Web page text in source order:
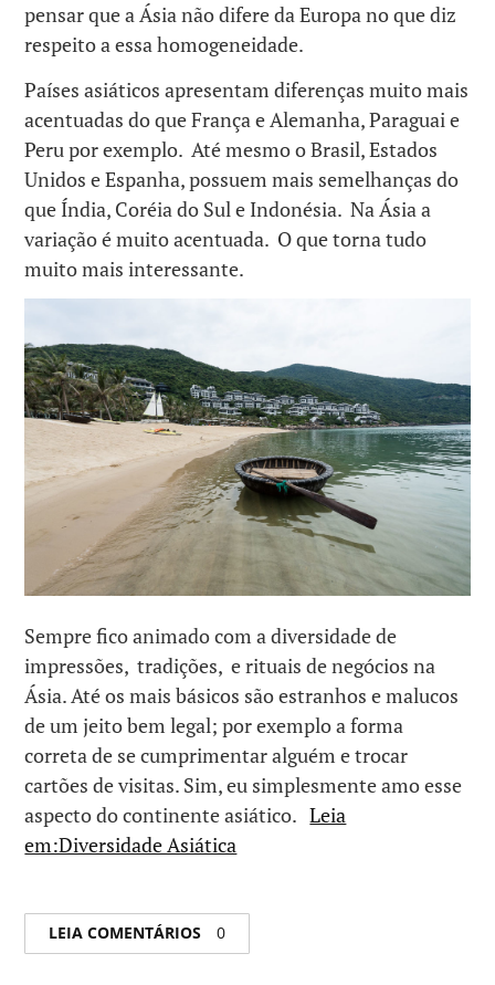
pensar que a Ásia não difere da Europa no que diz
respeito a essa homogeneidade.
Países asiáticos apresentam diferenças muito mais
acentuadas do que França e Alemanha, Paraguai e
Peru por exemplo. Até mesmo o Brasil, Estados
Unidos e Espanha, possuem mais semelhanças do
que Índia, Coréia do Sul e Indonésia. Na Ásia a
variação é muito acentuada. O que torna tudo
muito mais interessante.
Sempre fico animado com a diversidade de
impressões, tradições, e rituais de negócios na
Ásia. Até os mais básicos são estranhos e malucos
de um jeito bem legal; por exemplo a forma
correta de se cumprimentar alguém e trocar
cartões de visitas. Sim, eu simplesmente amo esse
aspecto do continente asiático.Leia
em:Diversidade Asiática
LEIA COMENTÁRIOS 0